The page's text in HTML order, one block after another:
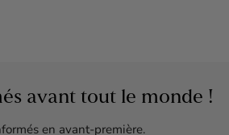
avant tout le monde !
en avant-première.